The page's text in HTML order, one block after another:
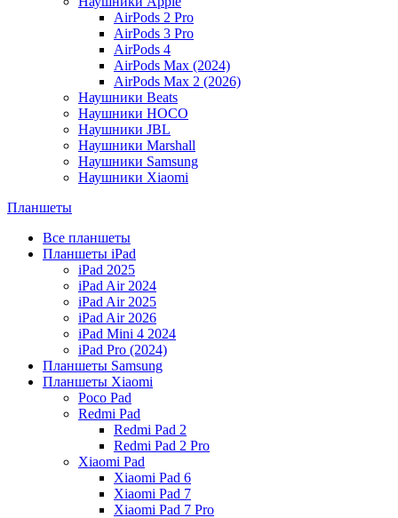
AirPods 2 Pro
AirPods 3 Pro
AirPods 4
AirPods Max (2024)
AirPods Max 2 (2026)
Наушники Beats
Наушники HOCO
Наушники JBL
Наушники Marshall
Наушники Samsung
Наушники Xiaomi
Планшеты
Все планшеты
Планшеты iPad
iPad 2025
iPad Air 2024
iPad Air 2025
iPad Air 2026
iPad Mini 4 2024
iPad Pro (2024)
Планшеты Samsung
Планшеты Xiaomi
Poco Pad
Redmi Pad
Redmi Pad 2
Redmi Pad 2 Pro
Xiaomi Pad
Xiaomi Pad 6
Xiaomi Pad 7
Xiaomi Pad 7 Pro